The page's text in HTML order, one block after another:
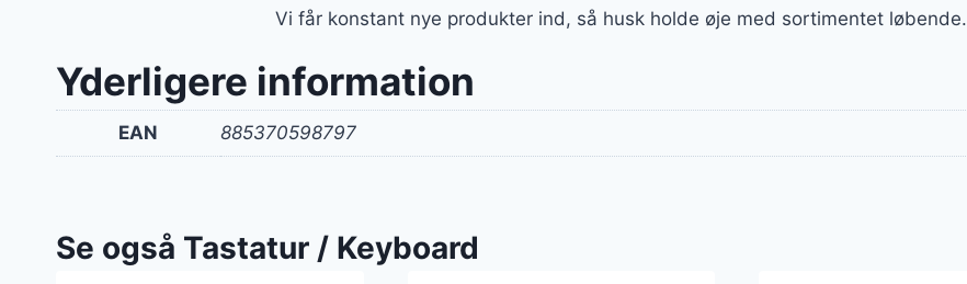
Vi får konstant nye produkter ind, så husk holde øje med sortimentet løbende.
Yderligere information
EAN 885370598797
Se også Tastatur / Keyboard